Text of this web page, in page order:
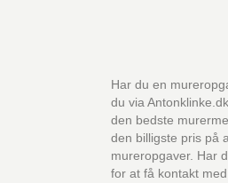
Har du en
du via
den bedste
den billigste pris på
mureropgaver. Har
for at få kontakt